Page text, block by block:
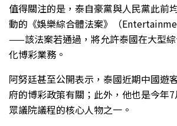
值得關注的是，泰自豪黨與人民黨此前
動的《娛樂綜合體法案》（
——該法案若通過，將允許泰國在大型
化博彩業務。
阿努廷甚至公開表示，泰國近期中國遊
府的博彩政策有關；此外，他也是今年
眾議院議程的核心人物之一。